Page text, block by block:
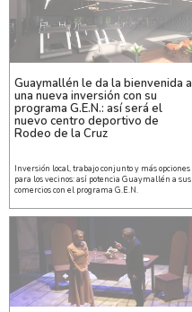
Guaymallén le da la bienvenida a
una nueva inversión con su
programa G.E.N.: así será el
nuevo centro deportivo de
Rodeo de la Cruz
Inversión local, trabajo conjunto y más opciones
para los vecinos: así potencia Guaymallén a sus
comercios con el programa G.E.N.